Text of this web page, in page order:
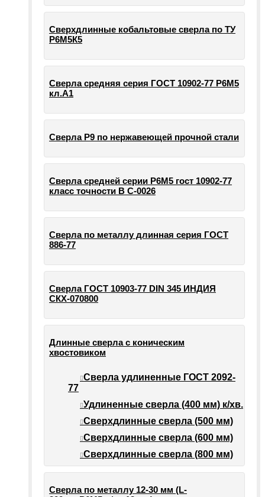
Сверхдлинные кобальтовые сверла по ТУ
Р6М5К5
Сверла средняя серия ГОСТ 10902-77 Р6М5
кл.А1
Сверла Р9 по нержавеющей прочной стали
Сверла средней серии Р6М5 гост 10902-77
класс точности В С-0026
Сверла по металлу длинная серия ГОСТ
886-77
Сверла ГОСТ 10903-77 DIN 345 ИНДИЯ
СКХ-070800
Длинные сверла с коническим
хвостовиком
Сверла удлиненные ГОСТ 2092-
77
Удлиненные сверла (400 мм) к/хв.
Сверхдлинные сверла (500 мм)
Сверхдлинные сверла (600 мм)
Сверхдлинные сверла (800 мм)
Сверла по металлу 12-30 мм (L-